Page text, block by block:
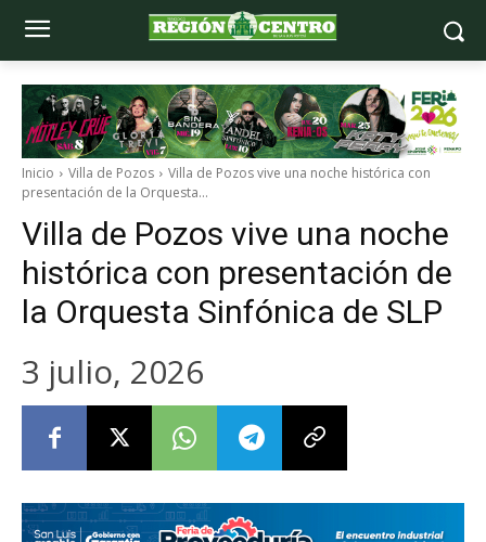
Inicio Villa de Pozos
Villa de Pozos vive una noche histórica con
presentación de la Orquesta...
Villa de Pozos vive una noche
histórica con presentación de
la Orquesta Sinfónica de SLP
3 julio, 2026